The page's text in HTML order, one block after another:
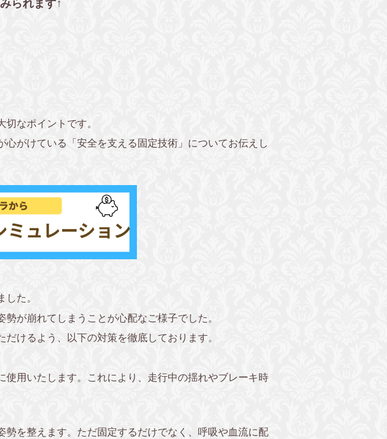
られます↑
なポイントです。
がけている「安全を支える固定技術」についてお伝えし
た。
が崩れてしまうことが心配なご様子でした。
けるよう、以下の対策を徹底しております。
用いたします。これにより、走行中の揺れやブレーキ時
を整えます。ただ固定するだけでなく、呼吸や血流に配